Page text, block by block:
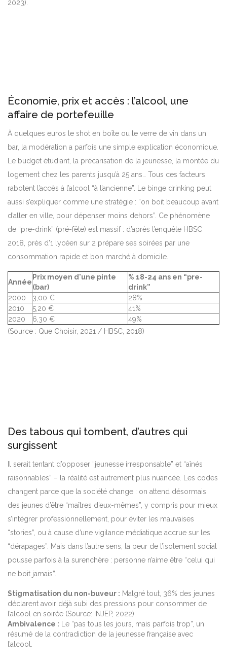
2023).
Économie, prix et accès : l’alcool, une
affaire de portefeuille
À quelques euros le shot en boîte ou le verre de vin dans un
bar, la modération a parfois une simple explication économique.
Le budget étudiant, la précarisation de la jeunesse, la montée du
logement chez les parents jusqu’à 25 ans… Tous ces facteurs
rabotent l’accès à l’alcool “à l’ancienne”. Le binge drinking peut
aussi s’expliquer comme une stratégie : “on boit beaucoup avant
d’aller en ville, pour dépenser moins dehors”. Ce phénomène
de “pre-drink” (pré-fête) est massif : d’après l’enquête HBSC
2018, près d’1 lycéen sur 2 prépare ses soirées par une
consommation rapide et bon marché à domicile.
Année
Prix moyen d'une pinte
(bar)
% 18-24 ans en “pre-
drink”
2000
3,00 €
28%
2010
5,20 €
41%
2020
6,30 €
49%
(Source : Que Choisir, 2021 / HBSC, 2018)
Des tabous qui tombent, d’autres qui
surgissent
Il serait tentant d’opposer “jeunesse irresponsable” et “aînés
raisonnables” – la réalité est autrement plus nuancée. Les codes
changent parce que la société change : on attend désormais
des jeunes d’être “maîtres d’eux-mêmes”, y compris pour mieux
s’intégrer professionnellement, pour éviter les mauvaises
“stories”, ou à cause d’une vigilance médiatique accrue sur les
“dérapages”. Mais dans l’autre sens, la peur de l’isolement social
pousse parfois à la surenchère : personne n’aime être “celui qui
ne boit jamais”.
Stigmatisation du non-buveur : Malgré tout, 36% des jeunes
déclarent avoir déjà subi des pressions pour consommer de
l’alcool en soirée (Source: INJEP, 2022).
Ambivalence : Le “pas tous les jours, mais parfois trop”, un
résumé de la contradiction de la jeunesse française avec
l’alcool.